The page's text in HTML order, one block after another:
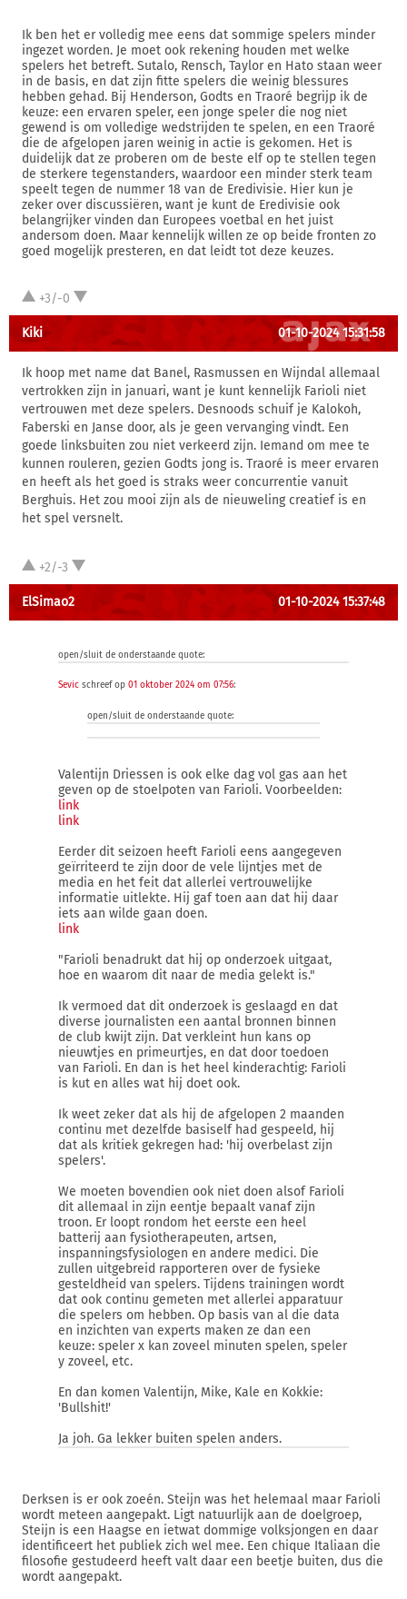
Ik ben het er volledig mee eens dat sommige spelers minder
ingezet worden. Je moet ook rekening houden met welke
spelers het betreft. Sutalo, Rensch, Taylor en Hato staan weer
in de basis, en dat zijn fitte spelers die weinig blessures
hebben gehad. Bij Henderson, Godts en Traoré begrijp ik de
keuze: een ervaren speler, een jonge speler die nog niet
gewend is om volledige wedstrijden te spelen, en een Traoré
die de afgelopen jaren weinig in actie is gekomen. Het is
duidelijk dat ze proberen om de beste elf op te stellen tegen
de sterkere tegenstanders, waardoor een minder sterk team
speelt tegen de nummer 18 van de Eredivisie. Hier kun je
zeker over discussiëren, want je kunt de Eredivisie ook
belangrijker vinden dan Europees voetbal en het juist
andersom doen. Maar kennelijk willen ze op beide fronten zo
goed mogelijk presteren, en dat leidt tot deze keuzes.
+3/-0
Kiki 01-10-2024 15:31:58
Ik hoop met name dat Banel, Rasmussen en Wijndal allemaal
vertrokken zijn in januari, want je kunt kennelijk Farioli niet
vertrouwen met deze spelers. Desnoods schuif je Kalokoh,
Faberski en Janse door, als je geen vervanging vindt. Een
goede linksbuiten zou niet verkeerd zijn. Iemand om mee te
kunnen rouleren, gezien Godts jong is. Traoré is meer ervaren
en heeft als het goed is straks weer concurrentie vanuit
Berghuis. Het zou mooi zijn als de nieuweling creatief is en
het spel versnelt.
+2/-3
ElSimao2 01-10-2024 15:37:48
open/sluit de onderstaande quote:
Sevic schreef op 01 oktober 2024 om 07:56:
open/sluit de onderstaande quote:
Valentijn Driessen is ook elke dag vol gas aan het
geven op de stoelpoten van Farioli. Voorbeelden:
link
link
Eerder dit seizoen heeft Farioli eens aangegeven
geïrriteerd te zijn door de vele lijntjes met de
media en het feit dat allerlei vertrouwelijke
informatie uitlekte. Hij gaf toen aan dat hij daar
iets aan wilde gaan doen.
link
"Farioli benadrukt dat hij op onderzoek uitgaat,
hoe en waarom dit naar de media gelekt is."
Ik vermoed dat dit onderzoek is geslaagd en dat
diverse journalisten een aantal bronnen binnen
de club kwijt zijn. Dat verkleint hun kans op
nieuwtjes en primeurtjes, en dat door toedoen
van Farioli. En dan is het heel kinderachtig: Farioli
is kut en alles wat hij doet ook.
Ik weet zeker dat als hij de afgelopen 2 maanden
continu met dezelfde basiself had gespeeld, hij
dat als kritiek gekregen had: 'hij overbelast zijn
spelers'.
We moeten bovendien ook niet doen alsof Farioli
dit allemaal in zijn eentje bepaalt vanaf zijn
troon. Er loopt rondom het eerste een heel
batterij aan fysiotherapeuten, artsen,
inspanningsfysiologen en andere medici. Die
zullen uitgebreid rapporteren over de fysieke
gesteldheid van spelers. Tijdens trainingen wordt
dat ook continu gemeten met allerlei apparatuur
die spelers om hebben. Op basis van al die data
en inzichten van experts maken ze dan een
keuze: speler x kan zoveel minuten spelen, speler
y zoveel, etc.
En dan komen Valentijn, Mike, Kale en Kokkie:
'Bullshit!'
Ja joh. Ga lekker buiten spelen anders.
Derksen is er ook zoeén. Steijn was het helemaal maar Farioli
wordt meteen aangepakt. Ligt natuurlijk aan de doelgroep,
Steijn is een Haagse en ietwat dommige volksjongen en daar
identificeert het publiek zich wel mee. Een chique Italiaan die
filosofie gestudeerd heeft valt daar een beetje buiten, dus die
wordt aangepakt.